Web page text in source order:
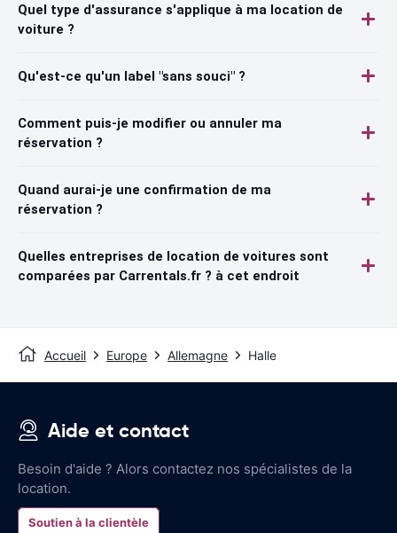
Quel type d'assurance s'applique à ma location de
voiture ?
Qu'est-ce qu'un label "sans souci" ?
Comment puis-je modifier ou annuler ma
réservation ?
Quand aurai-je une confirmation de ma
réservation ?
Quelles entreprises de location de voitures sont
comparées par Carrentals.fr ? à cet endroit
Accueil Europe Allemagne Halle
Aide et contact
Besoin d'aide ? Alors contactez nos spécialistes de la
location.
Soutien à la clientèle